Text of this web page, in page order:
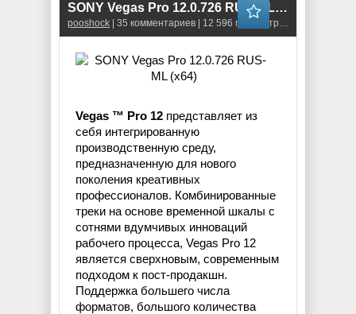
SONY Vegas Pro 12.0.726 RUS-ML (x64)
pooshock | 35 комментариев | 12 596 просмотров
Vegas ™ Pro 12 представляет из
себя интегрированную
производственную среду,
предназначенную для нового
поколения креативных
профессионалов. Комбинированные
треки на основе временной шкалы с
сотнями вдумчивых инноваций
рабочего процесса, Vegas Pro 12
является сверхновым, современным
подходом к пост-продакшн.
Поддержка большего числа
форматов, большого количества